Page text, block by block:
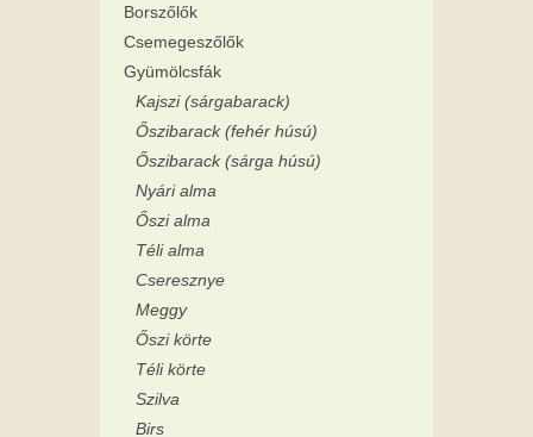
Borszőlők
Csemegeszőlők
Gyümölcsfák
Kajszi (sárgabarack)
Őszibarack (fehér húsú)
Őszibarack (sárga húsú)
Nyári alma
Őszi alma
Téli alma
Cseresznye
Meggy
Őszi körte
Téli körte
Szilva
Birs